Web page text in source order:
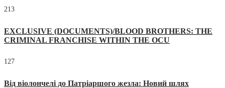
213
EXCLUSIVE (DOCUMENTS)/BLOOD BROTHERS: THE
CRIMINAL FRANCHISE WITHIN THE OCU
127
Від віолончелі до Патріаршого жезла: Новий шлях